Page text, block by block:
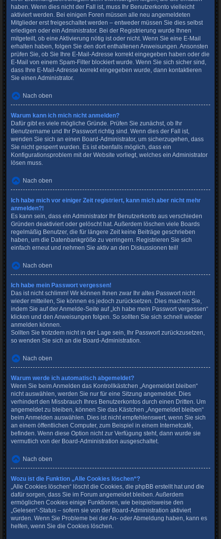
haben. Wenn dies nicht der Fall ist, muss Ihr Benutzerkonto vielleicht
aktiviert werden. Bei einigen Foren müssen alle neu angemeldeten
Mitglieder erst freigeschaltet werden – entweder müssen Sie dies selbst
erledigen oder ein Administrator. Bei der Registrierung wurde Ihnen
mitgeteilt, ob eine Aktivierung nötig ist oder nicht. Wenn Sie eine E-Mail
erhalten haben, folgen Sie den dort enthaltenen Anweisungen. Ansonsten
prüfen Sie, ob Sie Ihre E-Mail-Adresse korrekt eingegeben haben oder die
E-Mail von einem Spam-Filter blockiert wurde. Wenn Sie sich sicher sind,
dass Ihre E-Mail-Adresse korrekt eingegeben wurde, dann kontaktieren
Sie einen Administrator.
Nach oben
Warum kann ich mich nicht anmelden?
Dafür gibt es viele mögliche Gründe. Prüfen Sie zunächst, ob Ihr
Benutzername und Ihr Passwort richtig sind. Wenn dies der Fall ist,
wenden Sie sich an einen Board-Administrator, um sicherzugehen, dass
Sie nicht gesperrt wurden. Es ist ebenfalls möglich, dass ein
Konfigurationsproblem mit der Website vorliegt, welches ein Administrator
lösen muss.
Nach oben
Ich habe mich vor einiger Zeit registriert, kann mich aber nicht mehr
anmelden?!
Es kann sein, dass ein Administrator Ihr Benutzerkonto aus verschieden
Gründen deaktiviert oder gelöscht hat. Außerdem löschen viele Boards
regelmäßig Benutzer, die für längere Zeit keine Beiträge geschrieben
haben, um die Datenbankgröße zu verringern. Registrieren Sie sich
einfach erneut und nehmen Sie aktiv an den Diskussionen teil!
Nach oben
Ich habe mein Passwort vergessen!
Das ist nicht schlimm! Wir können Ihnen zwar Ihr altes Passwort nicht
wieder mitteilen, Sie können es jedoch zurücksetzen. Dies machen Sie,
indem Sie auf der Anmelde-Seite auf „Ich habe mein Passwort vergessen“
klicken und den Anweisungen folgen. So sollten Sie sich schnell wieder
anmelden können.
Sollten Sie trotzdem nicht in der Lage sein, Ihr Passwort zurückzusetzen,
so wenden Sie sich an die Board-Administration.
Nach oben
Warum werde ich automatisch abgemeldet?
Wenn Sie beim Anmelden das Kontrollkästchen „Angemeldet bleiben“
nicht auswählen, werden Sie nur für eine Sitzung angemeldet. Dies
verhindert den Missbrauch Ihres Benutzerkontos durch einen Dritten. Um
angemeldet zu bleiben, können Sie das Kästchen „Angemeldet bleiben“
beim Anmelden auswählen. Dies ist nicht empfehlenswert, wenn Sie sich
an einem öffentlichen Computer, zum Beispiel in einem Internetcafé,
befinden. Wenn diese Option nicht zur Verfügung steht, dann wurde sie
vermutlich von der Board-Administration ausgeschaltet.
Nach oben
Wozu ist die Funktion „Alle Cookies löschen“?
„Alle Cookies löschen“ löscht die Cookies, die phpBB erstellt hat und die
dafür sorgen, dass Sie im Forum angemeldet bleiben. Außerdem
ermöglichen Cookies einige Funktionen, wie beispielsweise den
„Gelesen“-Status – sofern sie von der Board-Administration aktiviert
wurden. Wenn Sie Probleme bei der An- oder Abmeldung haben, kann es
helfen, wenn Sie die Cookies löschen.